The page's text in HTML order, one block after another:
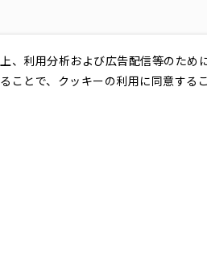
、利用分析および広告配信等のため
ことで、クッキーの利用に同意する